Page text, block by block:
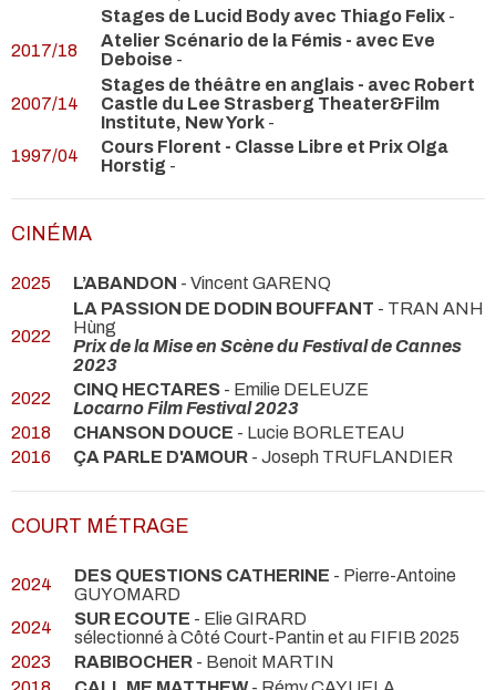
Stages de Lucid Body avec Thiago Felix -
2017/18
Atelier Scénario de la Fémis - avec Eve
Deboise -
2007/14
Stages de théâtre en anglais - avec Robert
Castle du Lee Strasberg Theater&Film
Institute, New York -
1997/04
Cours Florent - Classe Libre et Prix Olga
Horstig -
CINÉMA
2025 L’ABANDON - Vincent GARENQ
2022
LA PASSION DE DODIN BOUFFANT - TRAN ANH
Hùng
Prix de la Mise en Scène du Festival de Cannes
2023
2022
CINQ HECTARES - Emilie DELEUZE
Locarno Film Festival 2023
2018
CHANSON DOUCE - Lucie BORLETEAU
2016
ÇA PARLE D'AMOUR - Joseph TRUFLANDIER
COURT MÉTRAGE
2024 DES QUESTIONS CATHERINE - Pierre-Antoine
GUYOMARD
2024
SUR ECOUTE - Elie GIRARD
sélectionné à Côté Court-Pantin et au FIFIB 2025
2023
RABIBOCHER - Benoit MARTIN